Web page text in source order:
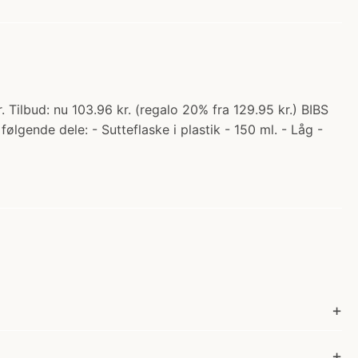
nu 103.96 kr. (regalo 20% fra 129.95 kr.) BIBS
dele: - Sutteflaske i plastik - 150 ml. - Låg -